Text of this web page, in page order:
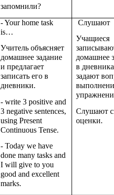
запомнили?
- Your home task
is…
Учитель объясняет
домашнее задание
и предлагает
записать его в
дневники.
- write 3 positive and
3 negative sentences,
using Present
Continuous Tense.
- Today we have
done many tasks and
I will give to you
good and excellent
marks.
Слушают
Учащиеся
домашнее
в
задают
Слушают
оценки.